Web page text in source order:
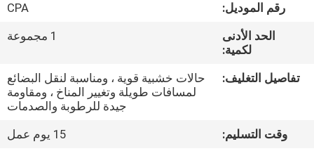
المعمل
مراقبة
اتصل
رقم الموديل:
CPA
الحد الأدنى
لكمية:
1 مجموعة
تفاصيل التغليف:
حالات خشبية قوية ، ومناسبة لنقل البضائع
لمسافات طويلة وتغيير المناخ ، ومقاومة
جيدة للرطوبة والصدمات
وقت التسليم:
15 يوم عمل